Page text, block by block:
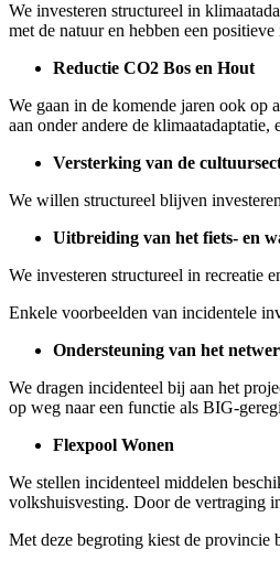
We investeren structureel in
met de natuur en hebben een
Reductie CO2 Bos en Hout
We gaan in de komende jaren ook op
aan onder andere de
Versterking van de
We willen structureel blijven
Uitbreiding van het fiets- en
We investeren structureel in recreatie
Enkele voorbeelden van incidentele
Ondersteuning van het
We dragen incidenteel bij aan het
op weg naar een functie als BIG-
Flexpool Wonen
We stellen incidenteel middelen
volkshuisvesting. Door de vertraging
Met deze begroting kiest de provincie